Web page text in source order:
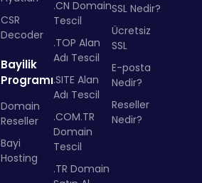
CSR
Decoder
Bayilik
Programı
Domain
Reseller
Bayi
Hosting
.CN Domain
Tescil
.TOP Alan
Adı Tescil
.SITE Alan
Adı Tescil
.COM.TR
Domain
Tescil
.TR Domain
SSL Nedir?
Ücretsiz
SSL
E-posta
Nedir?
Reseller
Nedir?